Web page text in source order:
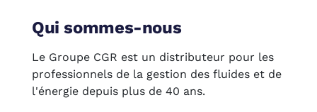
Qui sommes-nous
Le Groupe CGR est un distributeur pour les
professionnels de la gestion des fluides et de
l'énergie depuis plus de 40 ans.